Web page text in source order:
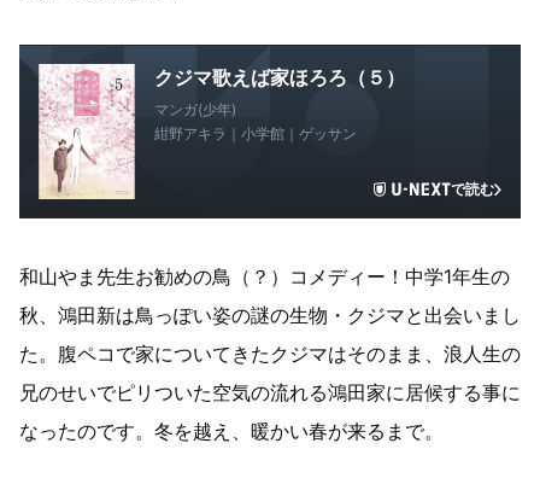
クジマ歌えば家ほろろ（５）
マンガ(少年)
紺野アキラ｜小学館｜ゲッサン
で読む
和山やま先生お勧めの鳥（？）コメディー！中学1年生の
秋、鴻田新は鳥っぽい姿の謎の生物・クジマと出会いまし
た。腹ペコで家についてきたクジマはそのまま、浪人生の
兄のせいでピリついた空気の流れる鴻田家に居候する事に
なったのです。冬を越え、暖かい春が来るまで。